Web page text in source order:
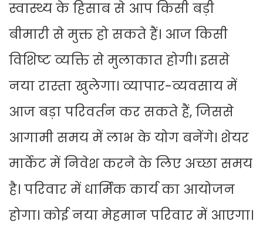
स्वास्थ्य के हिसाब से आप किसी बड़ी
बीमारी से मुक्त हो सकते हैं। आज किसी
विशिष्ट व्यक्ति से मुलाकात होगी। इससे
नया रास्ता खुलेगा। व्यापार-व्यवसाय में
आज बड़ा परिवर्तन कर सकते हैं, जिससे
आगामी समय में लाभ के योग बनेंगे। शेयर
मार्केट में निवेश करने के लिए अच्छा समय
है। परिवार में धार्मिक कार्य का आयोजन
होगा। कोई नया मेहमान परिवार में आएगा।